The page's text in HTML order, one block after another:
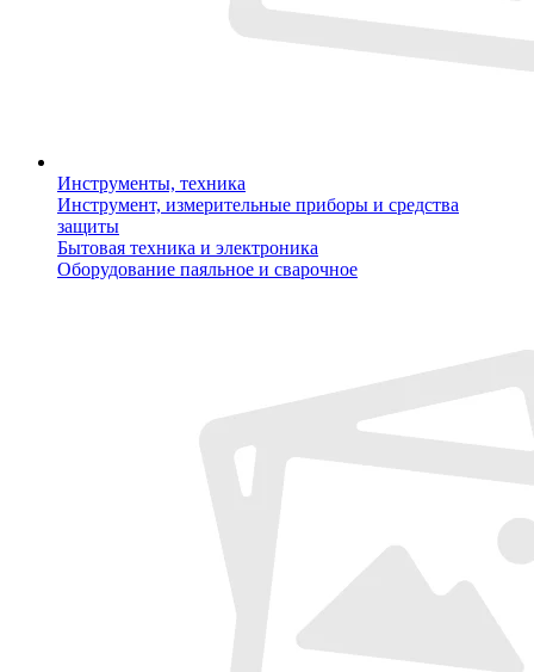
Инструменты, техника
Инструмент, измерительные приборы и средства
защиты
Бытовая техника и электроника
Оборудование паяльное и сварочное